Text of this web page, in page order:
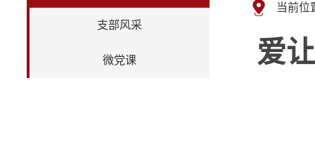
支部风采
微党课
当前位
爱